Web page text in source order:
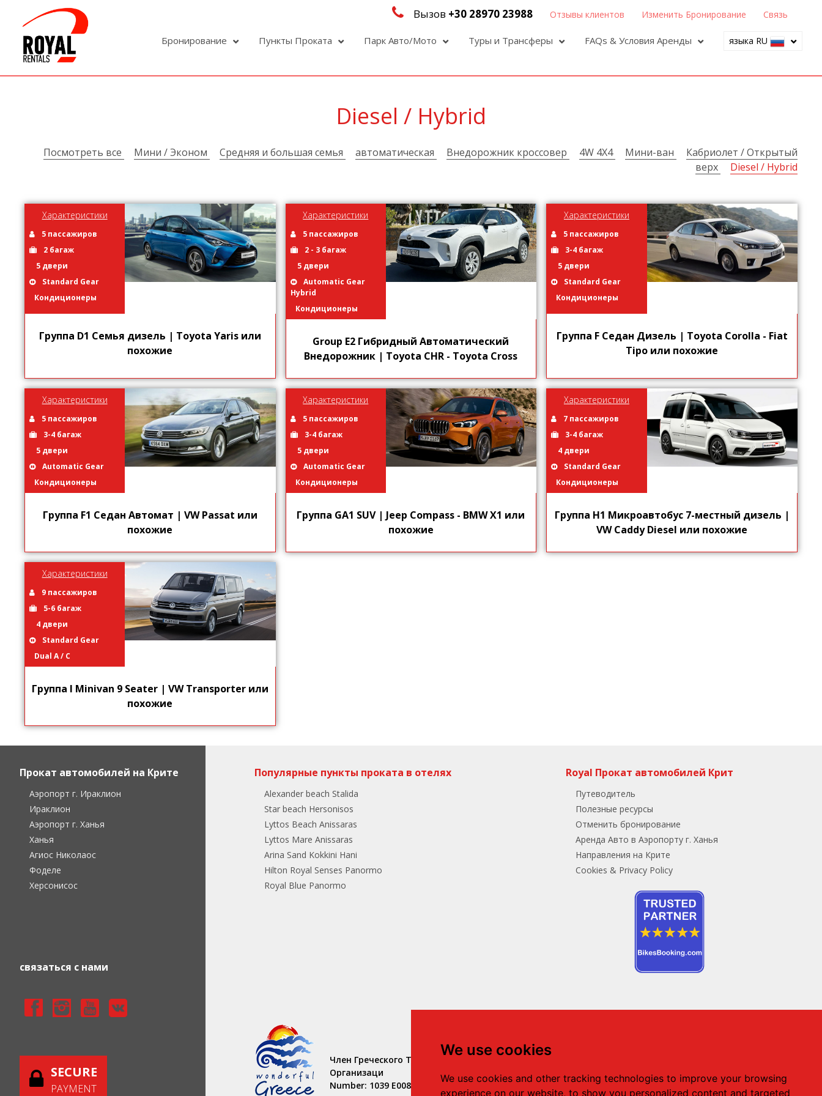
We use cookies
We use cookies and other tracking technologies to improve your browsing
experience on our website, to show you personalized content and targeted
Diesel / Hybrid
Посмотреть все Мини / Эконом Средняя и большая семья автоматическая Внедорожник кроссовер 4W 4X4 Мини-ван
Кабриолет / Открытый
верх
Diesel / Hybrid
Характеристики
5 пассажиров
2 багаж
5 двери
Standard Gear
Кондиционеры
Группа D1 Семья дизель | Toyota Yaris или
похожие
Характеристики
5 пассажиров
2 - 3 багаж
5 двери
Automatic Gear
Hybrid
Кондиционеры
Group E2 Гибридный Автоматический
Внедорожник | Toyota CHR - Toyota Cross
Характеристики
5 пассажиров
3-4 багаж
5 двери
Standard Gear
Кондиционеры
Группа F Седан Дизель | Toyota Corolla - Fiat
Tipo или похожие
Характеристики
5 пассажиров
3-4 багаж
5 двери
Automatic Gear
Кондиционеры
Группа F1 Седан Автомат | VW Passat или
похожие
Характеристики
5 пассажиров
3-4 багаж
5 двери
Automatic Gear
Кондиционеры
Группа GA1 SUV | Jeep Compass - BMW X1 или
похожие
Характеристики
7 пассажиров
3-4 багаж
4 двери
Standard Gear
Кондиционеры
Группа H1 Микроавтобус 7-местный дизель |
VW Caddy Diesel или похожие
Характеристики
9 пассажиров
5-6 багаж
4 двери
Standard Gear
Dual A / C
Группа I Minivan 9 Seater | VW Transporter или
похожие
Вызов +30 28970 23988 Отзывы клиентов Изменить Бронирование Связь
Бронирование Пункты Проката Парк Авто/Мото Туры и Трансферы FAQs & Условия Аренды языка RU
Прокат автомобилей на Крите
Аэропорт г. Ираклион
Ираклион
Аэропорт г. Ханья
Ханья
Агиос Николаос
Фоделе
Херсонисос
связаться с нами
SECURE
PAYMENT
Популярные пункты проката в отелях
Alexander beach Stalida
Star beach Hersonisos
Lyttos Beach Anissaras
Lyttos Mare Anissaras
Arina Sand Kokkini Hani
Hilton Royal Senses Panormo
Royal Blue Panormo
Royal Прокат автомобилей Крит
Путеводитель
Полезные ресурсы
Отменить бронирование
Аренда Авто в Аэропорту г. Ханья
Направления на Крите
Cookies & Privacy Policy
Член Греческого Туризма
Организаци
Number: 1039 E008 100 71700
Херсонисос
Телефон:+ 30 28970 23988, Моб:+ 30 69323